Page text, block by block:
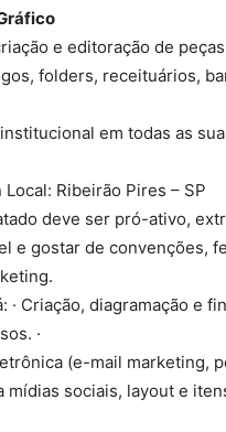
e editoração de peças
folders, receituários,
em todas as
Ribeirão Pires – SP
deve ser pró-ativo,
e gostar de convenções,
· Criação, diagramação e
·
(e-mail marketing,
mídias sociais, layout e